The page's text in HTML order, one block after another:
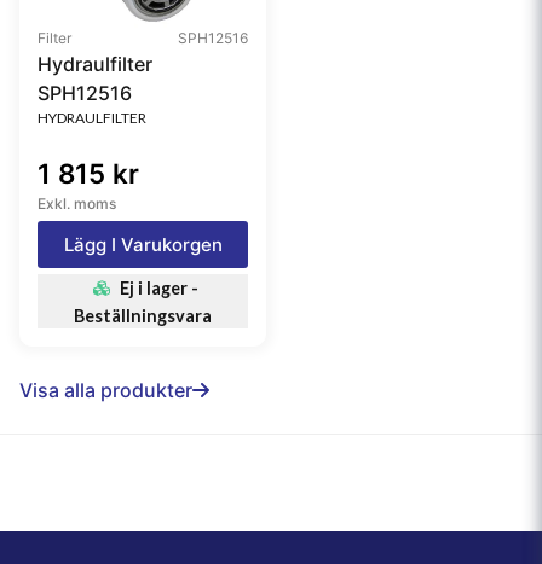
Filter SPH12516
Hydraulfilter
SPH12516
HYDRAULFILTER
1 815 kr
Exkl. moms
Lägg I Varukorgen
Ej i lager -
Beställningsvara
Visa alla produkter